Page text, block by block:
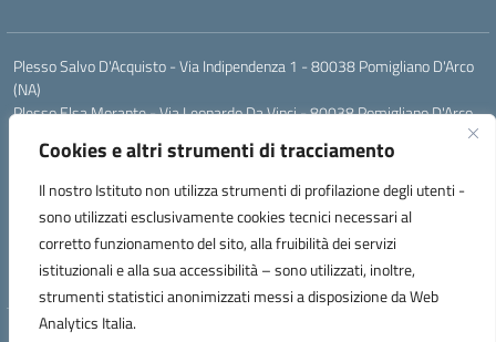
Cookies e altri strumenti di tracciamento
Il nostro Istituto non utilizza strumenti di profilazione degli utenti -
sono utilizzati esclusivamente cookies tecnici necessari al
corretto funzionamento del sito, alla fruibilità dei servizi
istituzionali e alla sua accessibilità – sono utilizzati, inoltre,
strumenti statistici anonimizzati messi a disposizione da Web
Analytics Italia.
Plesso Salvo D'Acquisto - Via Indipendenza 1 - 80038 Pomigliano D'Arco
(NA)
Plesso Elsa Morante - Via Leonardo Da Vinci - 80038 Pomigliano D'Arco
Plesso Leone - Via Pascoli - 80038 Pomigliano D'Arco (NA)
Tel.:0813177304 - Mail: naic8g1003@istruzione.it - Pec:
Codice Univoco ufficio: UIECQ7
codice Meccanografico: NAIC8G1003
Codice Fiscale: 93076670632